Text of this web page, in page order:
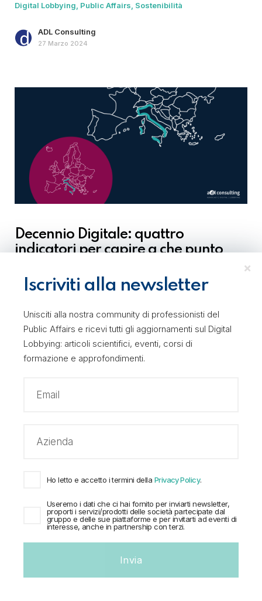
Digital Lobbying Public Affairs Sostenibilità
ADL Consulting
27 Marzo 2024
Decennio Digitale: quattro
indicatori per capire a che punto
Italia
8 Marzo 2024
Evidence-based Lobbying: di cosa si
tratta e come metterlo in atto
Digital Lobbying Public Affairs
Iscriviti alla newsletter
Unisciti alla nostra community di professionisti del
Public Affairs e ricevi tutti gli aggiornamenti sul Digital
Lobbying: articoli scientifici, eventi, corsi di
formazione e approfondimenti.
Ho letto e accetto i termini della Privacy Policy.
Useremo i dati che ci hai fornito per inviarti newsletter,
proporti i servizi/prodotti delle società partecipate dal
gruppo e delle sue piattaforme e per invitarti ad eventi di
interesse, anche in partnership con terzi.
Invia